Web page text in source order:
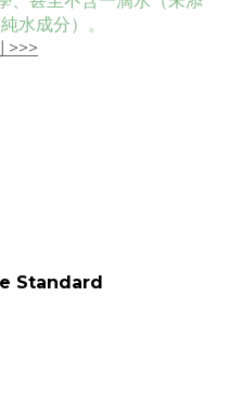
水成分）。
>>>
Standard